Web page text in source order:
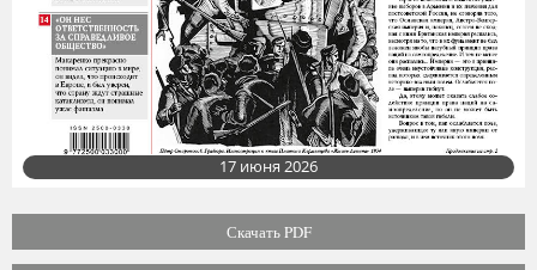
17 июня 2026
Скачать PDF